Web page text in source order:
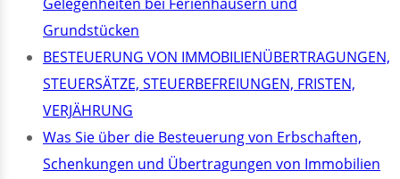
Grundstücken
BESTEUERUNG VON IMMOBILIENÜBERTRAGUNGEN,
STEUERSÄTZE, STEUERBEFREIUNGEN, FRISTEN,
VERJÄHRUNG
Was Sie über die Besteuerung von Erbschaften,
Schenkungen und Übertragungen von Immobilien